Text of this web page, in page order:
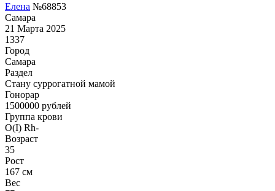
Елена №68853
Самара
21 Марта 2025
1337
Город
Самара
Раздел
Cтану суррогатной мамой
Гонoрар
1500000 рублей
Группа крови
O(I) Rh-
Возраст
35
Рост
167 см
Вес